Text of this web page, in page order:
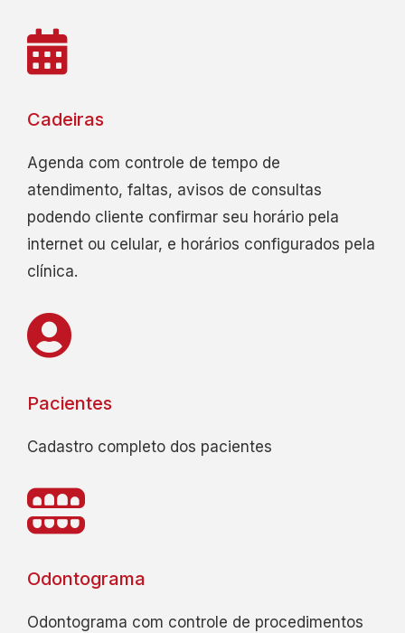
Cadeiras
Agenda com controle de tempo de
atendimento, faltas, avisos de consultas
podendo cliente confirmar seu horário pela
internet ou celular, e horários configurados pela
clínica.
Pacientes
Cadastro completo dos pacientes
Odontograma
Odontograma com controle de procedimentos